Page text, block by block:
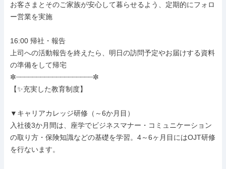
お客さまとそのご家族が安心して暮らせるよう、定期的にフォロ
ー営業を実施
16:00 帰社・報告
上司への活動報告を終えたら、明日の訪問予定やお届けする資料
の準備をして帰宅
✼┈┈┈┈┈┈┈┈┈┈┈┈┈┈┈┈┈┈┈✼
【✨充実した教育制度】
▼キャリアカレッジ研修（～6か月目）
入社後3か月間は、座学でビジネスマナー・コミュニケーション
の取り方・保険知識などの基礎を学習。4～6ヶ月目にはOJT研修
を行ないます。